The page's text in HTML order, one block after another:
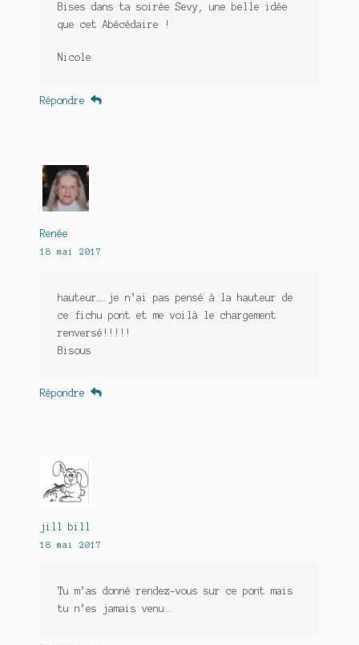
Bises dans ta soirée Sevy, une belle idée
que cet Abécédaire !
Nicole
Répondre
Renée
18 mai 2017
hauteur….je n’ai pas pensé à la hauteur de
ce fichu pont et me voilà le chargement
renversé!!!!!
Bisous
Répondre
jill bill
18 mai 2017
Tu m’as donné rendez-vous sur ce pont mais
tu n’es jamais venu…